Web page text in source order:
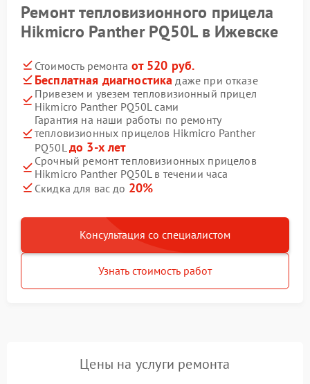
Ремонт тепловизионного прицела
Hikmicro Panther PQ50L в Ижевске
Стоимость ремонта от 520 руб.
Бесплатная диагностика даже при отказе
Привезем и увезем тепловизионный прицел
Hikmicro Panther PQ50L сами
Гарантия на наши работы по ремонту
тепловизионных прицелов Hikmicro Panther
PQ50L до 3-х лет
Срочный ремонт тепловизионных прицелов
Hikmicro Panther PQ50L в течении часа
Скидка для вас до 20%
Консультация со специалистом
Узнать стоимость работ
Цены на услуги ремонта